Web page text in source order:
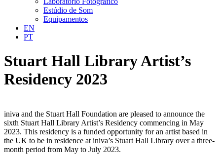
Estúdio de Som
Equipamentos
EN
PT
Stuart Hall Library Artist’s
Residency 2023
iniva and the Stuart Hall Foundation are pleased to announce the
sixth Stuart Hall Library Artist’s Residency commencing in May
2023. This residency is a funded opportunity for an artist based in
the UK to be in residence at iniva’s Stuart Hall Library over a three-
month period from May to July 2023.